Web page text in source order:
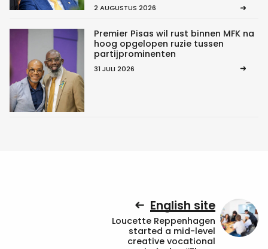
2 AUGUSTUS 2026
Premier Pisas wil rust binnen MFK na
hoog opgelopen ruzie tussen
partijprominenten
31 JULI 2026
English site
Loucette Reppenhagen
started a mid-level
creative vocational